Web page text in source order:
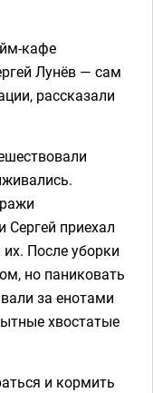
кафе
Лунёв — сам
рассказали
Сергей приехал
После уборки
но паниковать
за енотами
хвостатые
и кормить